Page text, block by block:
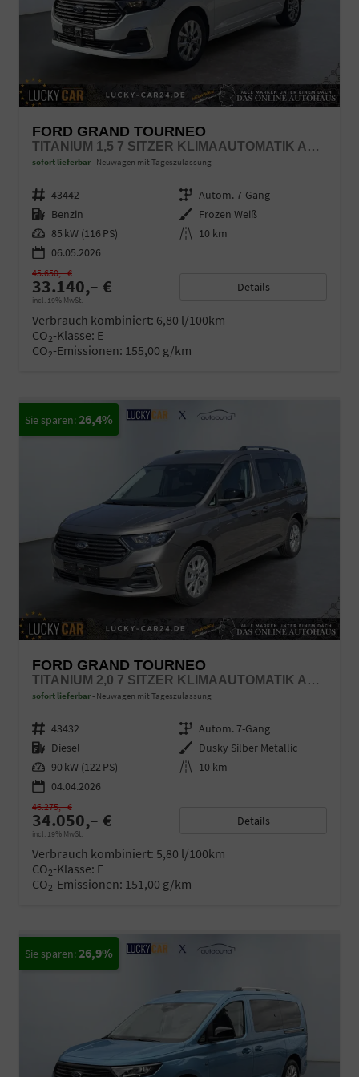
FORD GRAND TOURNEO
TITANIUM 1,5 7 SITZER KLIMAAUTOMATIK ANHÄNGERKUPPLUNG SITZHEIZUNG EINPARKHILFE KAMERA 17 ZOLL LEICHTMETALL ACC
sofort lieferbar Neuwagen mit Tageszulassung
Fahrzeugnr. 43442 Getriebe Autom. 7-Gang
Kraftstoff Benzin Außenfarbe Frozen Weiß
Leistung 85 kW (116 PS) Kilometerstand 10 km
06.05.2026
33.140,– €
incl. 19% MwSt.
45.650,– €
Details
Verbrauch kombiniert: 6,80 l/100km
CO2-Klasse: E
CO2-Emissionen: 155,00 g/km
26,4%
FORD GRAND TOURNEO
TITANIUM 2,0 7 SITZER KLIMAAUTOMATIK ANHÄNGERKUPPLUNG SITZHEIZUNG EINPARKHILFE KAMERA 17 ZOLL LEICHTMETALL ACC
sofort lieferbar Neuwagen mit Tageszulassung
Fahrzeugnr. 43432 Getriebe Autom. 7-Gang
Kraftstoff Diesel Außenfarbe Dusky Silber Metallic
Leistung 90 kW (122 PS) Kilometerstand 10 km
04.04.2026
34.050,– €
incl. 19% MwSt.
46.275,– €
Details
Verbrauch kombiniert: 5,80 l/100km
CO2-Klasse: E
CO2-Emissionen: 151,00 g/km
26,9%